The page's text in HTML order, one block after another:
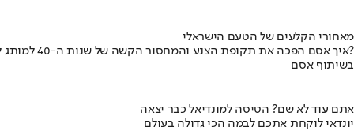
מאחורי הקלעים של הטעם הישראלי
איך אסם הפכה את תקופת הצנע והמחסור הקשה של שנות ה-40 למותג לאומי?
בשיתוף אסם
אתם עוד לא שם? הטיסה למונדיאל כבר יצאה
יונדאי לוקחת אתכם לבמה הכי גדולה בעולם